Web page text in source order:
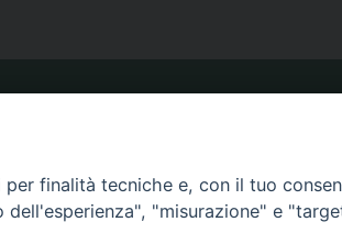
CALENDARIO PASTORALE
finalità tecniche e, con il tuo
"misurazione" e